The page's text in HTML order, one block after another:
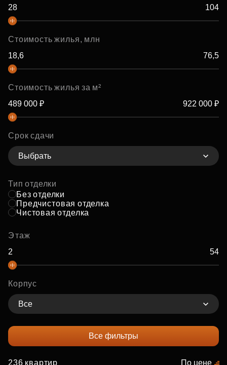
Стоимость жилья, млн
Стоимость жилья за м²
Срок сдачи
Выбрать
Тип отделки
Без отделки
Предчистовая отделка
Чистовая отделка
Этаж
Корпус
Все
Все фильтры
236 квартир По цене